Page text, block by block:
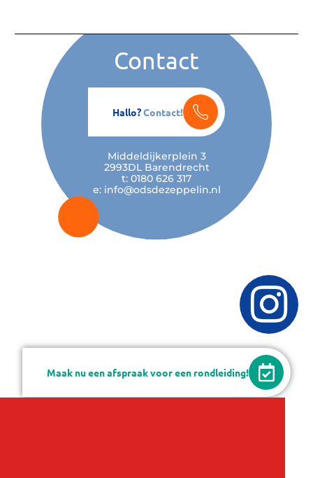
Contact
Hallo?Contact!
Middeldijkerplein 3
2993DL Barendrecht
t: 0180 626 317
e: info@odsdezeppelin.nl
n
s
t
a
Maak nu een afspraak voor een rondleiding!